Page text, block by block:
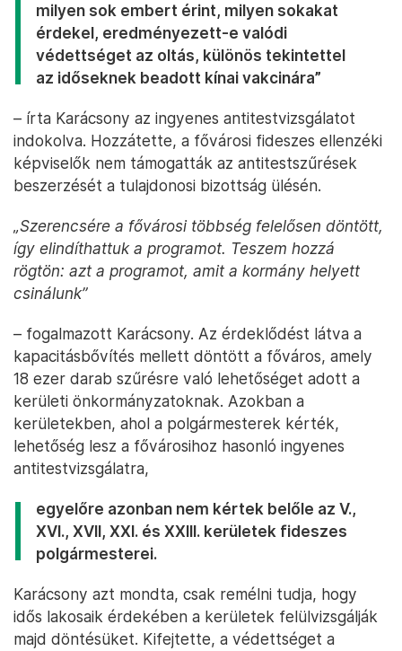
milyen sok embert érint, milyen sokakat
érdekel, eredményezett-e valódi
védettséget az oltás, különös tekintettel
az időseknek beadott kínai vakcinára”
– írta Karácsony az ingyenes antitestvizsgálatot
indokolva. Hozzátette, a fővárosi fideszes ellenzéki
képviselők nem támogatták az antitestszűrések
beszerzését a tulajdonosi bizottság ülésén.
„Szerencsére a fővárosi többség felelősen döntött,
így elindíthattuk a programot. Teszem hozzá
rögtön: azt a programot, amit a kormány helyett
csinálunk”
– fogalmazott Karácsony. Az érdeklődést látva a
kapacitásbővítés mellett döntött a főváros, amely
18 ezer darab szűrésre való lehetőséget adott a
kerületi önkormányzatoknak. Azokban a
kerületekben, ahol a polgármesterek kérték,
lehetőség lesz a fővárosihoz hasonló ingyenes
antitestvizsgálatra,
egyelőre azonban nem kértek belőle az V.,
XVI., XVII, XXI. és XXIII. kerületek fideszes
polgármesterei.
Karácsony azt mondta, csak remélni tudja, hogy
idős lakosaik érdekében a kerületek felülvizsgálják
majd döntésüket. Kifejtette, a védettséget a